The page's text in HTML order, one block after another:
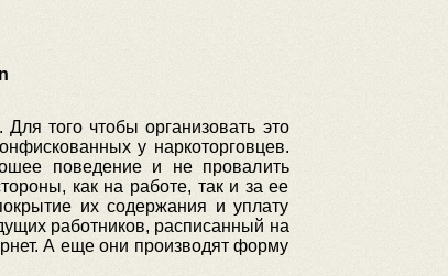
того чтобы организовать это
у наркоторговцев.
поведение и не провалить
как на работе, так и за ее
их содержания и уплату
работников, расписанный на
А еще они производят форму